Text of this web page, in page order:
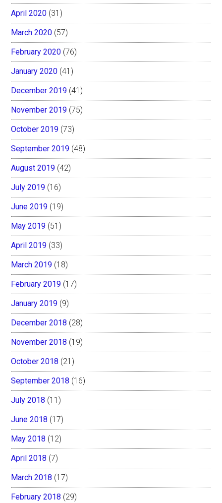
April 2020 (31)
March 2020 (57)
February 2020 (76)
January 2020 (41)
December 2019 (41)
November 2019 (75)
October 2019 (73)
September 2019 (48)
August 2019 (42)
July 2019 (16)
June 2019 (19)
May 2019 (51)
April 2019 (33)
March 2019 (18)
February 2019 (17)
January 2019 (9)
December 2018 (28)
November 2018 (19)
October 2018 (21)
September 2018 (16)
July 2018 (11)
June 2018 (17)
May 2018 (12)
April 2018 (7)
March 2018 (17)
February 2018 (29)